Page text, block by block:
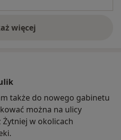
więcej
o doświadczeniu
także do nowego gabinetu
Żytniej w okolicach